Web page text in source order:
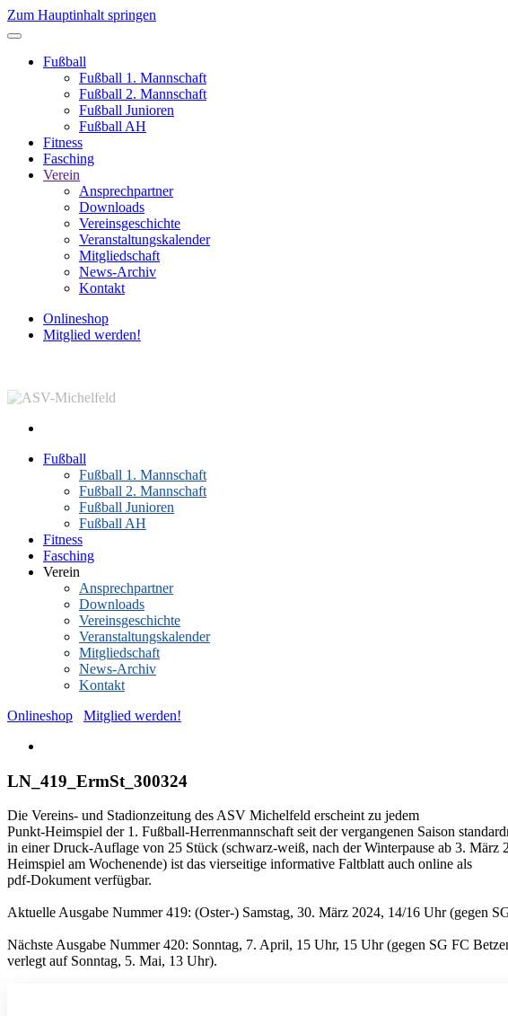
Zum Hauptinhalt springen
Fußball
Fußball 1. Mannschaft
Fußball 2. Mannschaft
Fußball Junioren
Fußball AH
Fitness
Fasching
Verein
Ansprechpartner
Downloads
Vereinsgeschichte
Veranstaltungskalender
Mitgliedschaft
News-Archiv
Kontakt
Onlineshop
Mitglied werden!
Fußball
Fußball 1. Mannschaft
Fußball 2. Mannschaft
Fußball Junioren
Fußball AH
Fitness
Fasching
Verein
Ansprechpartner
Downloads
Vereinsgeschichte
Veranstaltungskalender
Mitgliedschaft
News-Archiv
Kontakt
Onlineshop
Mitglied werden!
LN_419_ErmSt_300324
Die Vereins- und Stadionzeitung des ASV Michelfeld erscheint zu jedem
Punkt-Heimspiel der 1. Fußball-Herrenmannschaft seit der vergangenen Saison
in einer Druck-Auflage von 25 Stück (schwarz-weiß, nach der Winterpause ab 3.
Heimspiel am Wochenende) ist das vierseitige informative Faltblatt auch online als
pdf-Dokument verfügbar.
Aktuelle Ausgabe Nummer 419: (Oster-) Samstag, 30. März 2024, 14/16 Uhr (gegen
Nächste Ausgabe Nummer 420: Sonntag, 7. April, 15 Uhr, 15 Uhr (gegen SG FC
verlegt auf Sonntag, 5. Mai, 13 Uhr).